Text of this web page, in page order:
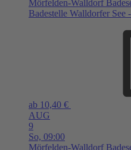
Mörfelden-Walldorf
Badestelle Walldorfer See
ab 10,40 €
AUG
9
So, 09:00
Mörfelden-Walldorf